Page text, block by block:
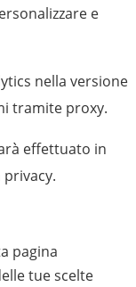
e
nella versione
tramite proxy.
effettuato in
pagina
tue scelte